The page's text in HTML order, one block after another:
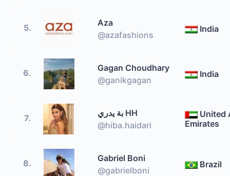
5.
Aza
@azafashions
India
6.
Gagan Choudhary
@ganikgagan
India
7.
بة يدري HH
@hiba.haidari
United
Emirates
8.
Gabriel Boni
@gabrielboni
Brazil